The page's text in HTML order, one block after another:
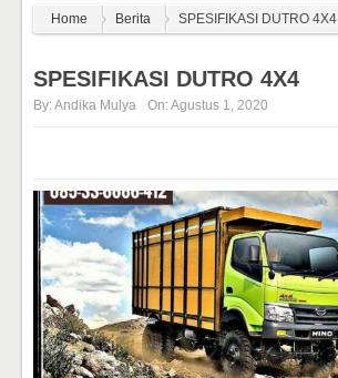
Home Berita SPESIFIKASI DUTRO 4X4
SPESIFIKASI DUTRO 4X4
By:Andika Mulya On:Agustus 1, 2020